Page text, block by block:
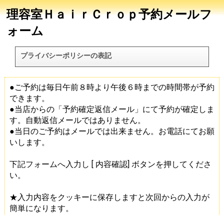
理容室ＨａｉｒＣｒｏｐ予約メールフ
ォーム
プライバシーポリシーの表記
●ご予約は毎日午前８時より午後６時までの時間帯が予約
できます。
●当店からの「予約確定返信メール」にて予約が確定しま
す。自動返信メールではありません。
●当日のご予約はメールでは出来ません。お電話にてお願
いします。
下記フォームへ入力し [ 内容確認] ボタンを押してくださ
い。
★入力内容をクッキーに保存しますと次回からの入力が
簡単になります。